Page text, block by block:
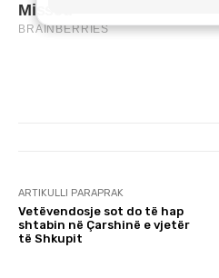
ARTIKULLI PARAPRAK
Vetëvendosje sot do të hap
shtabin në Çarshinë e vjetër
të Shkupit